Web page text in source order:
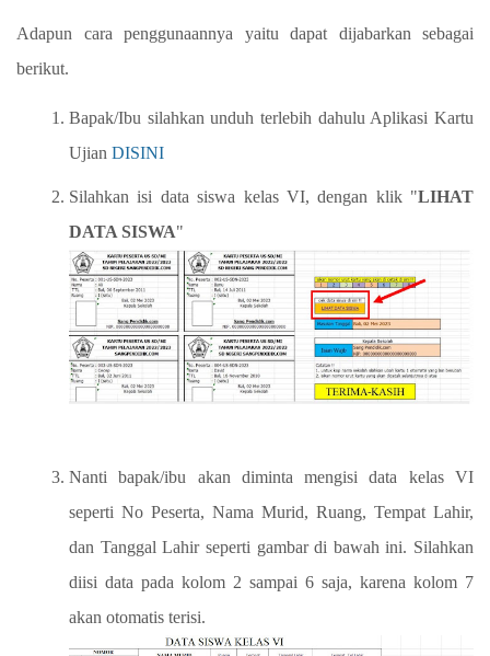
Adapun cara penggunaannya yaitu dapat dijabarkan sebagai
berikut.
Bapak/Ibu silahkan unduh terlebih dahulu Aplikasi Kartu
Ujian DISINI
Silahkan isi data siswa kelas VI, dengan klik "LIHAT
DATA SISWA"
Nanti bapak/ibu akan diminta mengisi data kelas VI
seperti No Peserta, Nama Murid, Ruang, Tempat Lahir,
dan Tanggal Lahir seperti gambar di bawah ini. Silahkan
diisi data pada kolom 2 sampai 6 saja, karena kolom 7
akan otomatis terisi.